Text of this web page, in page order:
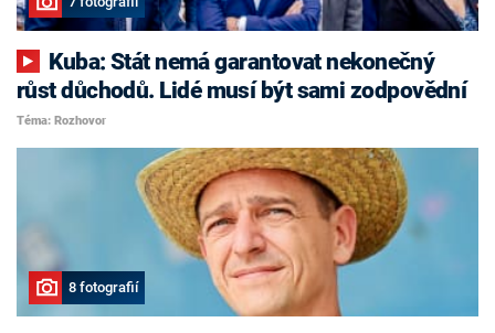
růst důchodů. Lidé musí být sami zodpovědní
Téma: Rozhovor
8 fotografií